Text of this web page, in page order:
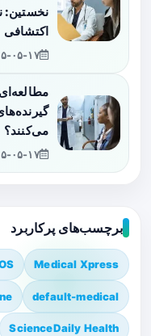
نخستین:
اکتشافی
۱۴۰۵-
می‌کنند؟
۱۴۰۵-
برچسب‌های پرکاربرد
Medical Xpress
default-medical
ScienceDaily Health